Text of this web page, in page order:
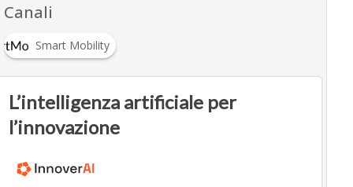
Canali
Smart Mobility
L’intelligenza artificiale per
l’innovazione